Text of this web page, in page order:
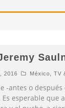
2016 México TV
-antes o
esperable que